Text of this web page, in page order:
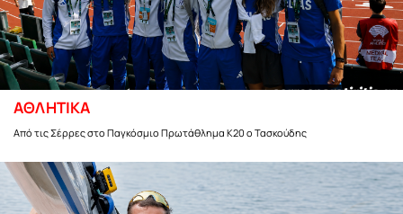
ΑΘΛΗΤΙΚΑ
Από τις Σέρρες στο Παγκόσμιο Πρωτάθλημα Κ20 ο Τασκούδης